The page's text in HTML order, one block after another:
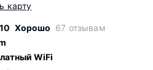
карту
Хорошо 67 отзывам
WiFi